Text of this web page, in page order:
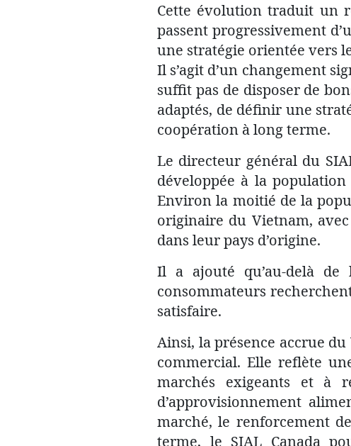
Cette évolution traduit un
passent progressivement
une stratégie orientée vers
Il s’agit d’un changement
suffit pas de disposer de
adaptés, de définir une
coopération à long terme.
Le directeur général du
développée à la
Environ la moitié de la
originaire du Vietnam,
dans leur pays d’origine.
Il a ajouté qu’au-delà de
consommateurs
satisfaire.
Ainsi, la présence accrue
commercial. Elle reflète
marchés exigeants et à
d’approvisionnement
marché, le renforcement
terme, le SIAL Canada